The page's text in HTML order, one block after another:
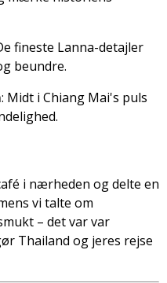
fineste Lanna-detajler
beundre.
: Midt i Chiang Mai's puls
i nærheden og delte en
vi talte om
– det var var
Thailand og jeres rejse